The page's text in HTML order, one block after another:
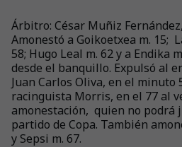
Árbitro: César Muñiz
Amonestó a Goikoetxea m. 15;
58; Hugo Leal m. 62 y a Endika
desde el banquillo. Expulsó al
Juan Carlos Oliva, en el minuto
racinguista Morris, en el 77 al
amonestación, quien no podrá
partido de Copa. También
y Sepsi m. 67.